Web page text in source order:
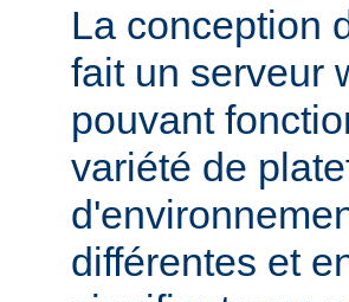
La conception
fait un serveur
pouvant
variété de
différentes et